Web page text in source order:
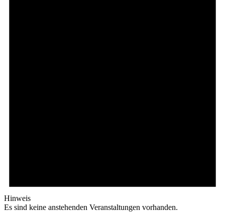
Hinweis
Es sind keine anstehenden Veranstaltungen vorhanden.